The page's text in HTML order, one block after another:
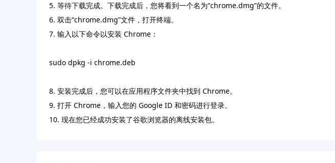
5. 等待下载完成。下载完成后，您将看到一个名为“chrome.dmg”的文件。
6. 双击“chrome.dmg”文件，打开终端。
7. 输入以下命令以安装 Chrome：
sudo dpkg -i chrome.deb
8. 安装完成后，您可以在应用程序文件夹中找到 Chrome。
9. 打开 Chrome，输入您的 Google ID 和密码进行登录。
10. 现在您已经成功安装了谷歌浏览器的离线安装包。